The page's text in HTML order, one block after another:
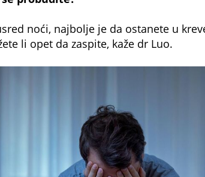
noći, najbolje je da ostanete u
li opet da zaspite, kaže dr Luo.